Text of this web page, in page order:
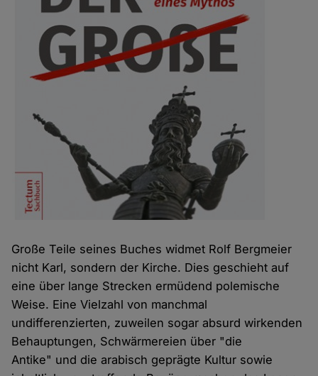
Große Teile seines Buches widmet Rolf Bergmeier
nicht Karl, sondern der Kirche. Dies geschieht auf
eine über lange Strecken ermüdend polemische
Weise. Eine Vielzahl von manchmal
undifferenzierten, zuweilen sogar absurd wirkenden
Behauptungen, Schwärmereien über "die
Antike" und die arabisch geprägte Kultur sowie